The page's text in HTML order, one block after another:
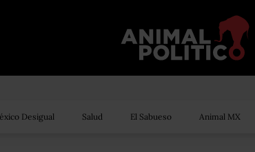
Desigual Salud El Sabueso Animal MX